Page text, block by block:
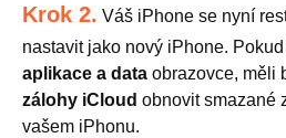
Krok 2. Váš iPhone se nyní
nastavit jako nový iPhone.
aplikace a data obrazovce, měli
zálohy iCloud obnovit smazané
vašem iPhonu.